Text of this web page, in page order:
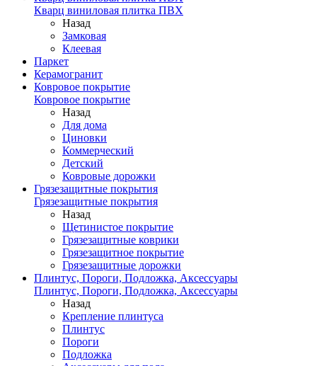
Кварц виниловая плитка ПВХ
Назад
Замковая
Клеевая
Паркет
Керамогранит
Ковровое покрытие
Ковровое покрытие
Назад
Для дома
Циновки
Коммерческий
Детский
Ковровые дорожки
Грязезащитные покрытия
Грязезащитные покрытия
Назад
Щетинистое покрытие
Грязезащитные коврики
Грязезащитное покрытие
Грязезащитные дорожки
Плинтус, Пороги, Подложка, Аксессуары
Плинтус, Пороги, Подложка, Аксессуары
Назад
Крепление плинтуса
Плинтус
Пороги
Подложка